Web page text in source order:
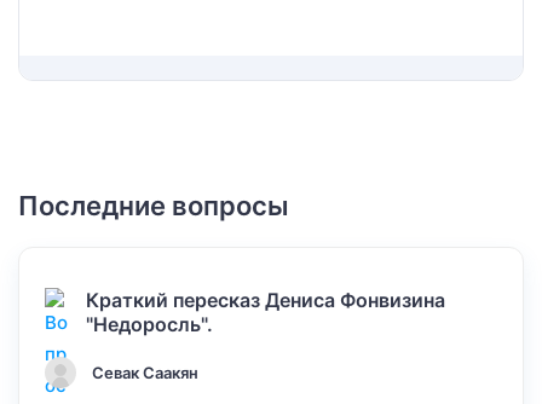
Последние вопросы
Краткий пересказ Дениса Фонвизина
"Недоросль".
Севак Саакян